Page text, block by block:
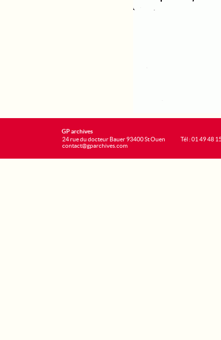
GP archives
24 rue du docteur Bauer 93400 St Ouen
contact@gparchives.com
Tél : 01 49 48